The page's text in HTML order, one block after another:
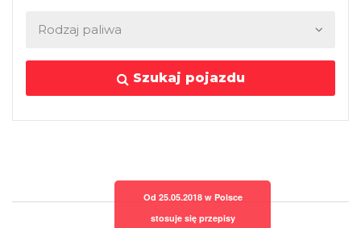
Szukaj pojazdu
Od 25.05.2018 w Polsce
stosuje się przepisy